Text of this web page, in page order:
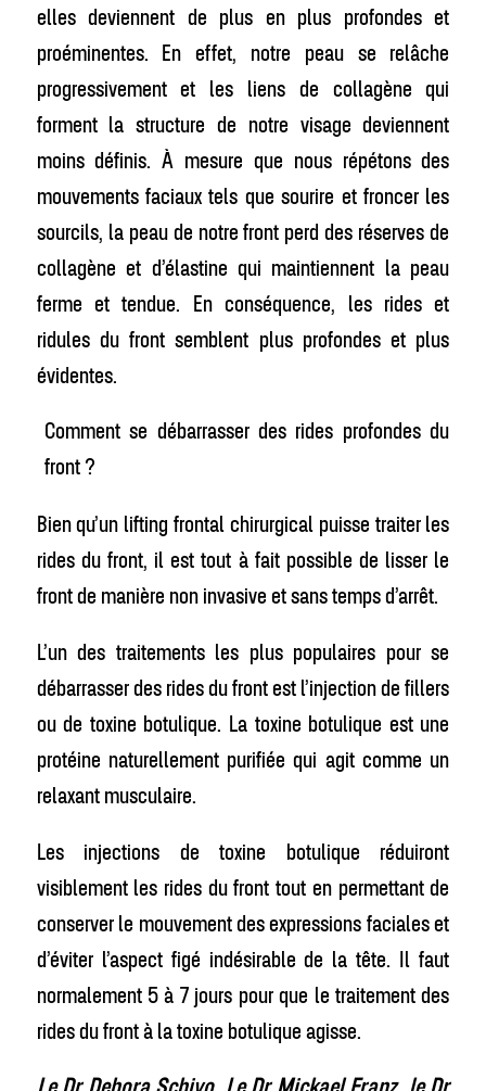
elles deviennent de plus en plus profondes et
proéminentes. En effet, notre peau se relâche
progressivement et les liens de collagène qui
forment la structure de notre visage deviennent
moins définis. À mesure que nous répétons des
mouvements faciaux tels que sourire et froncer les
sourcils, la peau de notre front perd des réserves de
collagène et d’élastine qui maintiennent la peau
ferme et tendue. En conséquence, les rides et
ridules du front semblent plus profondes et plus
évidentes.
Comment se débarrasser des rides profondes du
front ?
Bien qu’un lifting frontal chirurgical puisse traiter les
rides du front, il est tout à fait possible de lisser le
front de manière non invasive et sans temps d’arrêt.
L’un des traitements les plus populaires pour se
débarrasser des rides du front est l’injection de fillers
ou de toxine botulique. La toxine botulique est une
protéine naturellement purifiée qui agit comme un
relaxant musculaire.
Les injections de toxine botulique réduiront
visiblement les rides du front tout en permettant de
conserver le mouvement des expressions faciales et
d’éviter l’aspect figé indésirable de la tête. Il faut
normalement 5 à 7 jours pour que le traitement des
rides du front à la toxine botulique agisse.